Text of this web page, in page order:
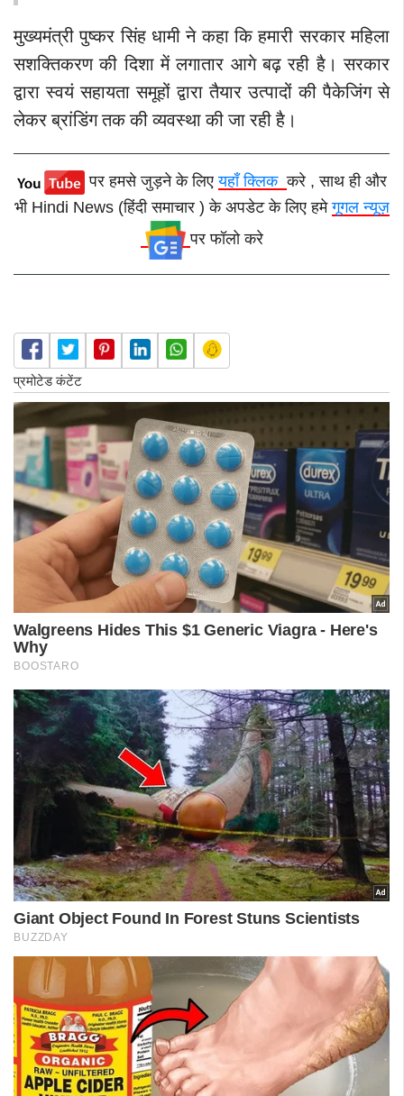
मुख्यमंत्री पुष्कर सिंह धामी ने कहा कि हमारी सरकार महिला
सशक्तिकरण की दिशा में लगातार आगे बढ़ रही है। सरकार
द्वारा स्वयं सहायता समूहों द्वारा तैयार उत्पादों की पैकेजिंग से
लेकर ब्रांडिंग तक की व्यवस्था की जा रही है।
पर हमसे जुड़ने के लिएयहाँ क्लिककरे , साथ ही और
भी Hindi News (हिंदी समाचार ) के अपडेट के लिए हमेगूगल न्यूज़
पर फॉलो करे